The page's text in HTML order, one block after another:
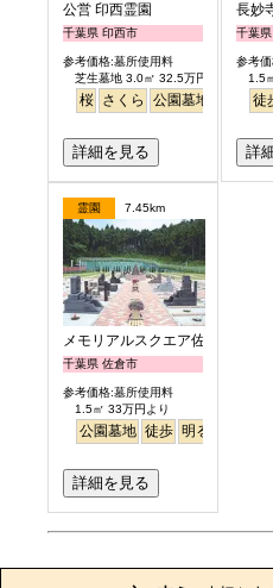
公営 印西霊園
千葉県 印西市
参考価格:墓所使用料
芝生墓地 3.0㎡ 32.5万円より
桜 さくら 公園墓地
詳細を見る
長妙
千葉
参考価
1.5
徒
詳
霊園 7.45km
メモリアルスクエア佐倉
千葉県 佐倉市
参考価格:墓所使用料
1.5㎡ 33万円より
公園墓地 徒歩 明るい
詳細を見る